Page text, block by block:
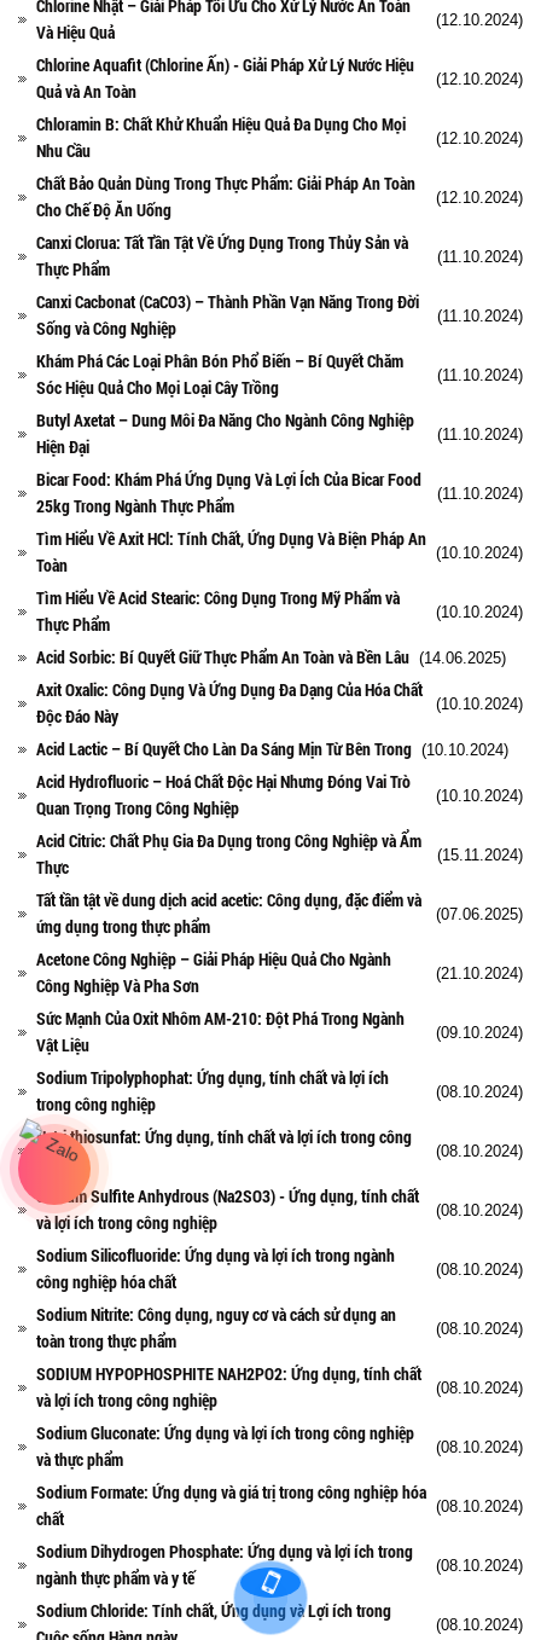
Chlorine Nhật – Giải Pháp Tối Ưu Cho Xử Lý Nước An Toàn
Và Hiệu Quả
(12.10.2024)
Chlorine Aquafit (Chlorine Ấn) - Giải Pháp Xử Lý Nước Hiệu
Quả và An Toàn
(12.10.2024)
Chloramin B: Chất Khử Khuẩn Hiệu Quả Đa Dụng Cho Mọi
Nhu Cầu
(12.10.2024)
Chất Bảo Quản Dùng Trong Thực Phẩm: Giải Pháp An Toàn
Cho Chế Độ Ăn Uống
(12.10.2024)
Canxi Clorua: Tất Tần Tật Về Ứng Dụng Trong Thủy Sản và
Thực Phẩm
(11.10.2024)
Canxi Cacbonat (CaCO3) – Thành Phần Vạn Năng Trong Đời
Sống và Công Nghiệp
(11.10.2024)
Khám Phá Các Loại Phân Bón Phổ Biến – Bí Quyết Chăm
Sóc Hiệu Quả Cho Mọi Loại Cây Trồng
(11.10.2024)
Butyl Axetat – Dung Môi Đa Năng Cho Ngành Công Nghiệp
Hiện Đại
(11.10.2024)
Bicar Food: Khám Phá Ứng Dụng Và Lợi Ích Của Bicar Food
25kg Trong Ngành Thực Phẩm
(11.10.2024)
Tìm Hiểu Về Axit HCl: Tính Chất, Ứng Dụng Và Biện Pháp An
Toàn
(10.10.2024)
Tìm Hiểu Về Acid Stearic: Công Dụng Trong Mỹ Phẩm và
Thực Phẩm
(10.10.2024)
Acid Sorbic: Bí Quyết Giữ Thực Phẩm An Toàn và Bền Lâu (14.06.2025)
Axit Oxalic: Công Dụng Và Ứng Dụng Đa Dạng Của Hóa Chất
Độc Đáo Này
(10.10.2024)
Acid Lactic – Bí Quyết Cho Làn Da Sáng Mịn Từ Bên Trong (10.10.2024)
Acid Hydrofluoric – Hoá Chất Độc Hại Nhưng Đóng Vai Trò
Quan Trọng Trong Công Nghiệp
(10.10.2024)
Acid Citric: Chất Phụ Gia Đa Dụng trong Công Nghiệp và Ẩm
Thực
(15.11.2024)
Tất tần tật về dung dịch acid acetic: Công dụng, đặc điểm và
ứng dụng trong thực phẩm
(07.06.2025)
Acetone Công Nghiệp – Giải Pháp Hiệu Quả Cho Ngành
Công Nghiệp Và Pha Sơn
(21.10.2024)
Sức Mạnh Của Oxit Nhôm AM-210: Đột Phá Trong Ngành
Vật Liệu
(09.10.2024)
Sodium Tripolyphophat: Ứng dụng, tính chất và lợi ích
trong công nghiệp
(08.10.2024)
Natri thiosunfat: Ứng dụng, tính chất và lợi ích trong công
nghiệp
(08.10.2024)
Sodium Sulfite Anhydrous (Na2SO3) - Ứng dụng, tính chất
và lợi ích trong công nghiệp
(08.10.2024)
Sodium Silicofluoride: Ứng dụng và lợi ích trong ngành
công nghiệp hóa chất
(08.10.2024)
Sodium Nitrite: Công dụng, nguy cơ và cách sử dụng an
toàn trong thực phẩm
(08.10.2024)
SODIUM HYPOPHOSPHITE NAH2PO2: Ứng dụng, tính chất
và lợi ích trong công nghiệp
(08.10.2024)
Sodium Gluconate: Ứng dụng và lợi ích trong công nghiệp
và thực phẩm
(08.10.2024)
Sodium Formate: Ứng dụng và giá trị trong công nghiệp hóa
chất
(08.10.2024)
Sodium Dihydrogen Phosphate: Ứng dụng và lợi ích trong
ngành thực phẩm và y tế
(08.10.2024)
Sodium Chloride: Tính chất, Ứng dụng và Lợi ích trong
(08.10.2024)